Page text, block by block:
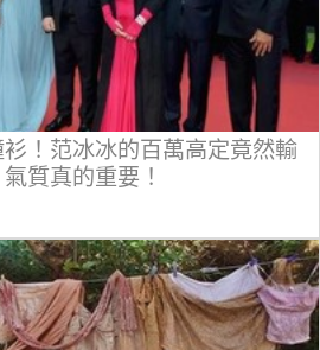
！范冰冰的百萬高定竟然輸
質真的重要！